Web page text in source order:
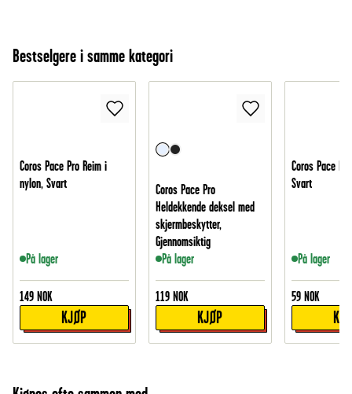
Bestselgere i samme kategori
Coros Pace Pro Reim i
nylon, Svart
På lager
149 NOK
KJØP
Coros Pace Pro
Heldekkende deksel med
skjermbeskytter,
Gjennomsiktig
På lager
119 NOK
KJØP
Coros Pace
Svart
På lager
59 NOK